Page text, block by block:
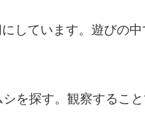
しています。遊びの中
シを探す。観察するこ